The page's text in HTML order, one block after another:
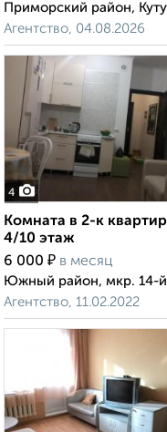
Приморский район,
Агентство, 04.08.2026
4
Комната в 2-к
4/10 этаж
6 000 ₽ в месяц
Южный район, мкр. 14-
Агентство, 11.02.2022